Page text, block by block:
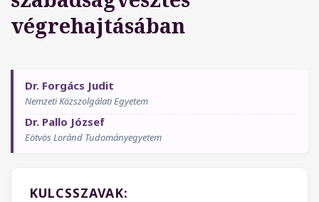
végrehajtásában
Dr. Forgács Judit
Nemzeti Közszolgálati Egyetem
Dr. Pallo József
Eötvös Loránd Tudományegyetem
KULCSSZAVAK: